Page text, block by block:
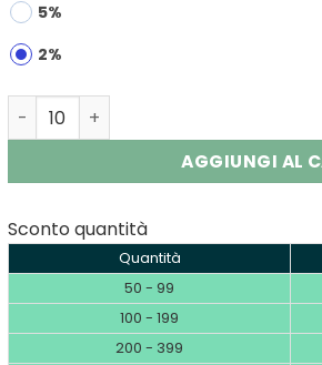
5%
2%
HAPP BAR SH150K 150K Puffs 2-in-
AGGIUNGI AL
Sconto quantità
Quantità
50 - 99
100 - 199
200 - 399